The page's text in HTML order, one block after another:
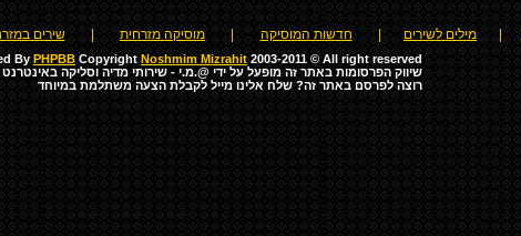
מילים לשירים חדשות המוסיקה מוסיקה מזרחית שירים
By PHPBB Copyright Noshmim Mizrahit 2003-2011 © All right reserved
שיווק הפרסומות באתר זה מופעל על ידי @.מ.י - שירותי מדיה וסליקה באינטרנט
רוצה לפרסם באתר זה? שלח אלינו מייל לקבלת הצעה משתלמת במיוחד